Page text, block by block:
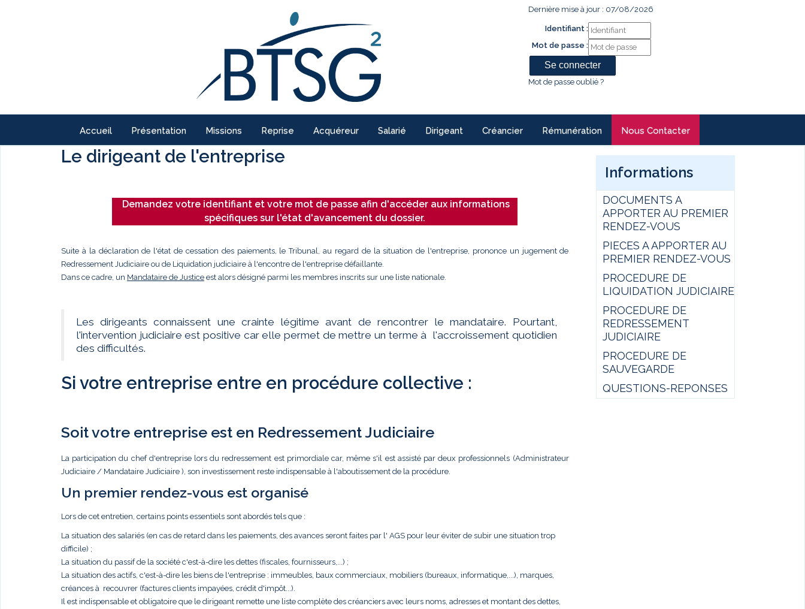
Dernière mise à jour : 07/08/2026
Identifiant :
Mot de passe :
Mot de passe oublié ?
Accueil Présentation Missions Reprise Acquéreur Salarié Dirigeant Créancier Rémunération Nous Contacter
Le dirigeant de l'entreprise
Demandez votre identifiant et votre mot de passe afin d'accéder aux informations
spécifiques sur l'état d'avancement du dossier.
Suite à la déclaration de l'état de cessation des paiements, le Tribunal, au regard de la situation de l'entreprise, prononce un jugement de
Redressement Judiciaire ou de Liquidation judiciaire à l'encontre de l'entreprise défaillante.
Dans ce cadre, un Mandataire de Justice est alors désigné parmi les membres inscrits sur une liste nationale.
Les dirigeants connaissent une crainte légitime avant de rencontrer le mandataire. Pourtant,
l'intervention judiciaire est positive car elle permet de mettre un terme à l'accroissement quotidien
des difficultés.
Si votre entreprise entre en procédure collective :
Soit votre entreprise est en Redressement Judiciaire
La participation du chef d'entreprise lors du redressement est primordiale car, même s'il est assisté par deux professionnels (Administrateur
Judiciaire / Mandataire Judiciaire ), son investissement reste indispensable à l'aboutissement de la procédure.
Un premier rendez-vous est organisé
Lors de cet entretien, certains points essentiels sont abordés tels que :
La situation des salariés (en cas de retard dans les paiements, des avances seront faites par l' AGS pour leur éviter de subir une situation trop
difficile) ;
La situation du passif de la société c'est-à-dire les dettes (fiscales, fournisseurs,...) ;
La situation des actifs, c'est-à-dire les biens de l'entreprise : immeubles, baux commerciaux, mobiliers (bureaux, informatique,...), marques,
créances à recouvrer (factures clients impayées, crédit d'impôt...).
Il est indispensable et obligatoire que le dirigeant remette une liste complète des créanciers avec leurs noms, adresses et montant des dettes,
Informations
DOCUMENTS A
APPORTER AU PREMIER
RENDEZ-VOUS
PIECES A APPORTER AU
PREMIER RENDEZ-VOUS
PROCEDURE DE
LIQUIDATION JUDICIAIRE
PROCEDURE DE
REDRESSEMENT
JUDICIAIRE
PROCEDURE DE
SAUVEGARDE
QUESTIONS-REPONSES